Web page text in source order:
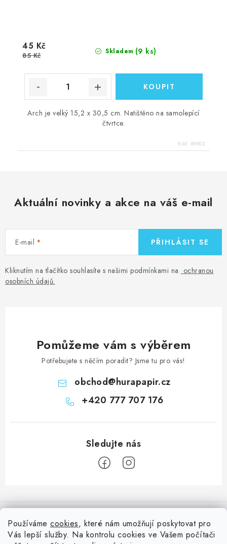
Používáme cookies, které nám umožňují poskytovat pro
Vás lepší služby. Na kontrolu cookies ve Vašem počítači
Skladem (9 ks)
45 Kč
85 Kč
Arch je velký 15,2 x 30,5 cm. Natištěno na samolepící
čtvrtce.
Kód: 89802
Aktuální novinky a akce na váš e-mail
E-mail
Kliknutím na tlačítko souhlasíte s našimi podmínkami na ochranou
osobních údajů.
PŘIHLÁSIT SE
Pomůžeme vám s výběrem
Potřebujete s něčím poradit? Jsme tu pro vás!
obchod@hurapapir.cz
+420 777 707 176
á
Doprava
Nepřehlédněte